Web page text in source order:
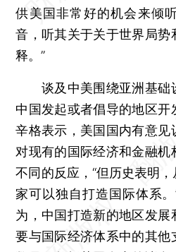
供美国非常好的机会来倾
音，听其关于关于世界局
释。”
谈及中美围绕亚洲基础
中国发起或者倡导的地区
辛格表示，美国国内有意见
对现有的国际经济和金融
不同的反应，“但历史表明
家可以独自打造国际体系
为，中国打造新的地区发
要与国际经济体系中的其